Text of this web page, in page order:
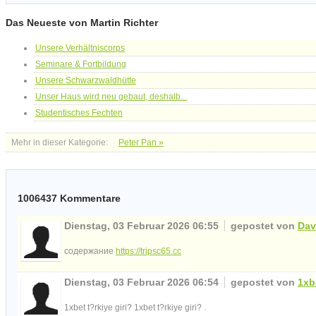
Das Neueste von Martin Richter
Unsere Verhältniscorps
Seminare & Fortbildung
Unsere Schwarzwaldhütte
Unser Haus wird neu gebaut, deshalb...
Studentisches Fechten
Mehr in dieser Kategorie: Peter Pan »
1006437 Kommentare
Dienstag, 03 Februar 2026 06:55 gepostet von
содержание https://tripsc65.cc
Dienstag, 03 Februar 2026 06:54 gepostet von
1xbet t?rkiye giri? 1xbet t?rkiye giri? .